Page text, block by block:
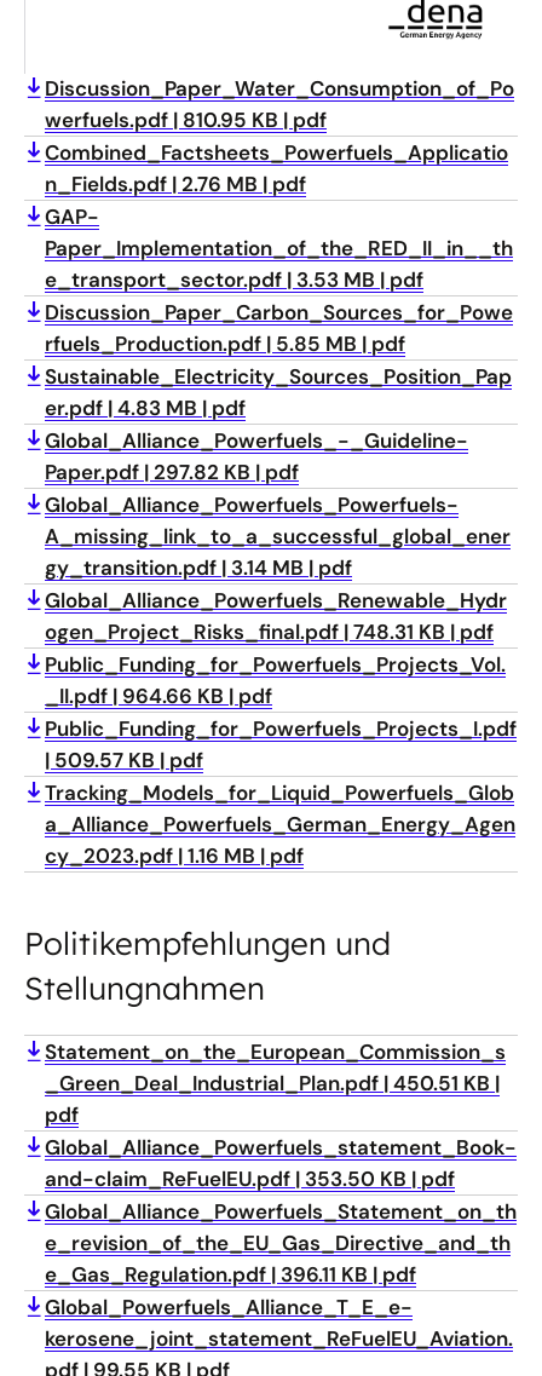
Berichte und Diskussionspapiere
Discussion_Paper_Water_Consumption_of_Po
werfuels.pdf 810.95 KB
pdf
Combined_Factsheets_Powerfuels_Applicatio
n_Fields.pdf 2.76 MB
pdf
GAP-
Paper_Implementation_of_the_RED_II_in__th
e_transport_sector.pdf 3.53 MB
pdf
Discussion_Paper_Carbon_Sources_for_Powe
rfuels_Production.pdf 5.85 MB
pdf
Sustainable_Electricity_Sources_Position_Pap
er.pdf 4.83 MB
pdf
Global_Alliance_Powerfuels_-_Guideline-
Paper.pdf 297.82 KB
pdf
Global_Alliance_Powerfuels_Powerfuels-
A_missing_link_to_a_successful_global_ener
gy_transition.pdf 3.14 MB
pdf
Global_Alliance_Powerfuels_Renewable_Hydr
ogen_Project_Risks_final.pdf 748.31 KB
pdf
Public_Funding_for_Powerfuels_Projects_Vol.
_II.pdf 964.66 KB
pdf
Public_Funding_for_Powerfuels_Projects_I.pdf
509.57 KB
pdf
Tracking_Models_for_Liquid_Powerfuels_Glob
a_Alliance_Powerfuels_German_Energy_Agen
cy_2023.pdf 1.16 MB pdf
Politikempfehlungen und
Stellungnahmen
Statement_on_the_European_Commission_s
_Green_Deal_Industrial_Plan.pdf 450.51 KB
pdf
Global_Alliance_Powerfuels_statement_Book-
and-claim_ReFuelEU.pdf 353.50 KB
pdf
Global_Alliance_Powerfuels_Statement_on_th
e_revision_of_the_EU_Gas_Directive_and_th
e_Gas_Regulation.pdf 396.11 KB
pdf
Global_Powerfuels_Alliance_T_E_e-
kerosene_joint_statement_ReFuelEU_Aviation.
pdf 99.55 KB pdf